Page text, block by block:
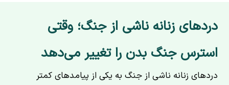
دردهای زنانه ناشی از جنگ؛ وقتی
استرس جنگ بدن را تغییر می‌دهد
دردهای زنانه ناشی از جنگ به یکی از پیامدهای کمتر